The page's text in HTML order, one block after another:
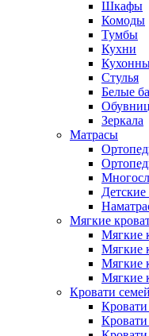
Шкафы
Комоды
Тумбы
Кухни
Стулья
Белые
Зеркала
Матрасы
Мягкие
Мягкие
Мягкие
Мягкие
Мягкие
Кровати
Кровати
Кровати